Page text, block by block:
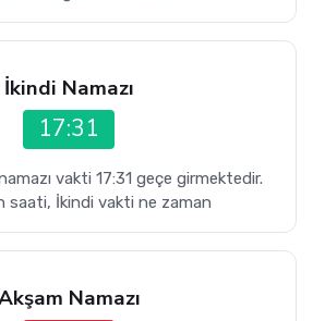
İkindi Namazı
17:31
vakti 17:31 geçe girmektedir.
saati, İkindi vakti ne zaman
Namazı